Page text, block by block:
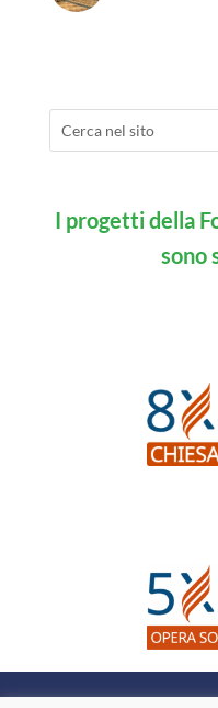
I progetti della
sono